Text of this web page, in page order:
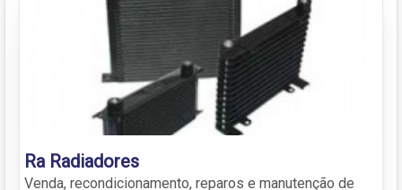
Ra Radiadores
Venda, recondicionamento, reparos e manutenção de